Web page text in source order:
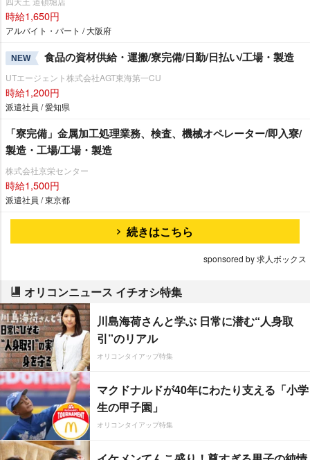
時給1,650円
アルバイト・パート / 大阪府
NEW 食品の資材供給・運搬/寮完備/日勤/日払い/工場・製造
UTエージェント株式会社AGT東海第一CU
時給1,200円
派遣社員 / 愛知県
「寮完備」金属加工処理業務、検査、機械オペレーター/即入寮/
製造・工場/工場・製造
株式会社京栄センター
時給1,500円
派遣社員 / 東京都
続きはこちら
sponsored by 求人ボックス
オリコンニュース イチオシ特集
川島海荷さんと学ぶ 日常に潜む“人身取
引”のリアル
オリコンタイアップ特集
マクドナルドが40年にわたり支える「小学
生の甲子園」
オリコンタイアップ特集